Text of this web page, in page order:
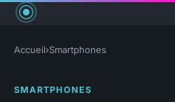
Accueil›Smartphones
SMARTPHONES